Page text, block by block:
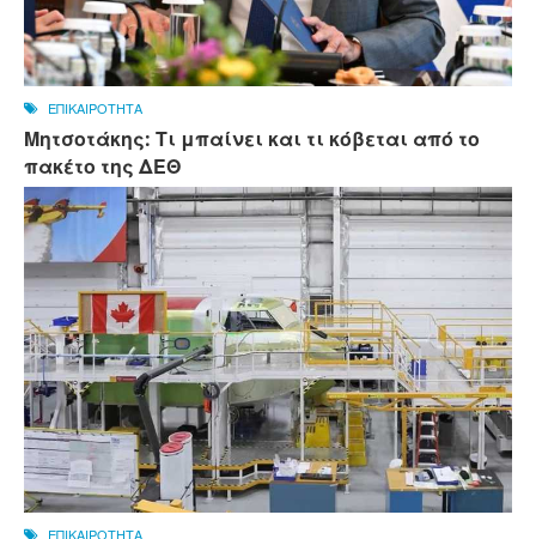
ΕΠΙΚΑΙΡΟΤΗΤΑ
Μητσοτάκης: Τι μπαίνει και τι κόβεται από το
πακέτο της ΔΕΘ
ΕΠΙΚΑΙΡΟΤΗΤΑ